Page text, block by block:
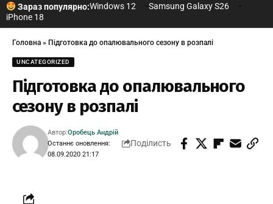
Зараз популярно:Windows 12
Samsung Galaxy S26
iPhone 18
Головна » Підготовка до опалювального сезону в розпалі
UNCATEGORIZED
Підготовка до опалювального
сезону в розпалі
Останнє оновлення:
08.09.2020 21:17
Автор:Оробець Андрій
Поділисть